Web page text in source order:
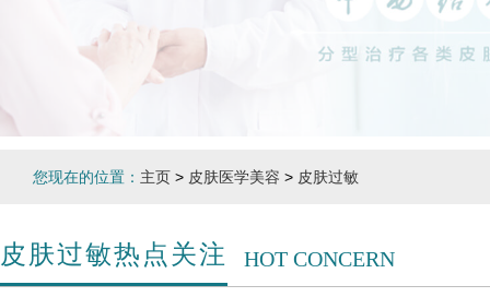
您现在的位置： 主页 > 皮肤医学美容 > 皮肤过敏
皮肤过敏热点关注 HOT CONCERN